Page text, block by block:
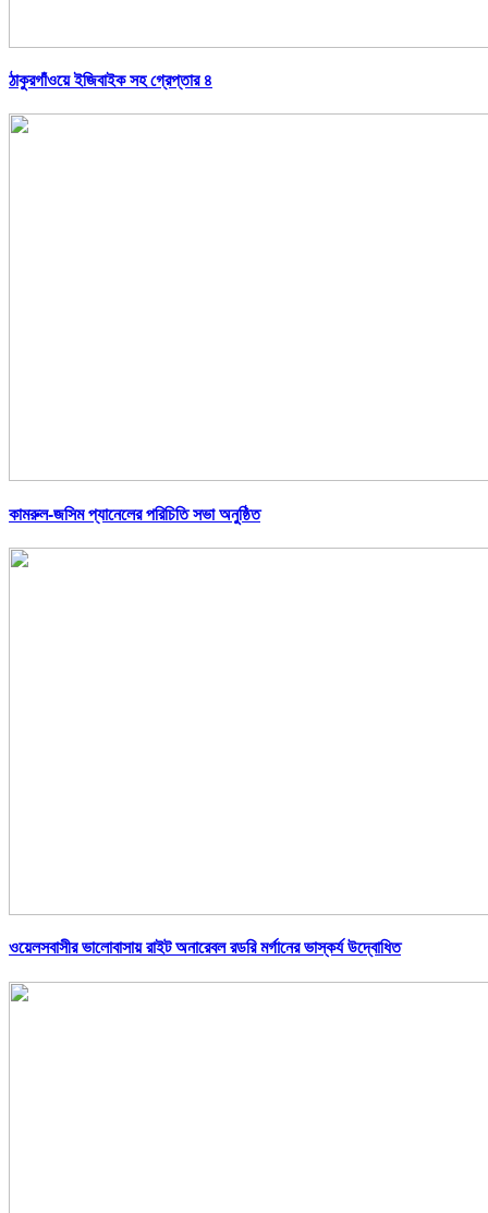
ঠাকুরগাঁওয়ে ইজিবাইক সহ গ্রেপ্তার ৪
কামরুল-জসিম প্যানেলের পরিচিতি সভা অনুষ্ঠিত
ওয়েলসবাসীর ভালোবাসায় রাইট অনারেবল রডরি মর্গানের ভাস্কর্য উদ্বোধিত